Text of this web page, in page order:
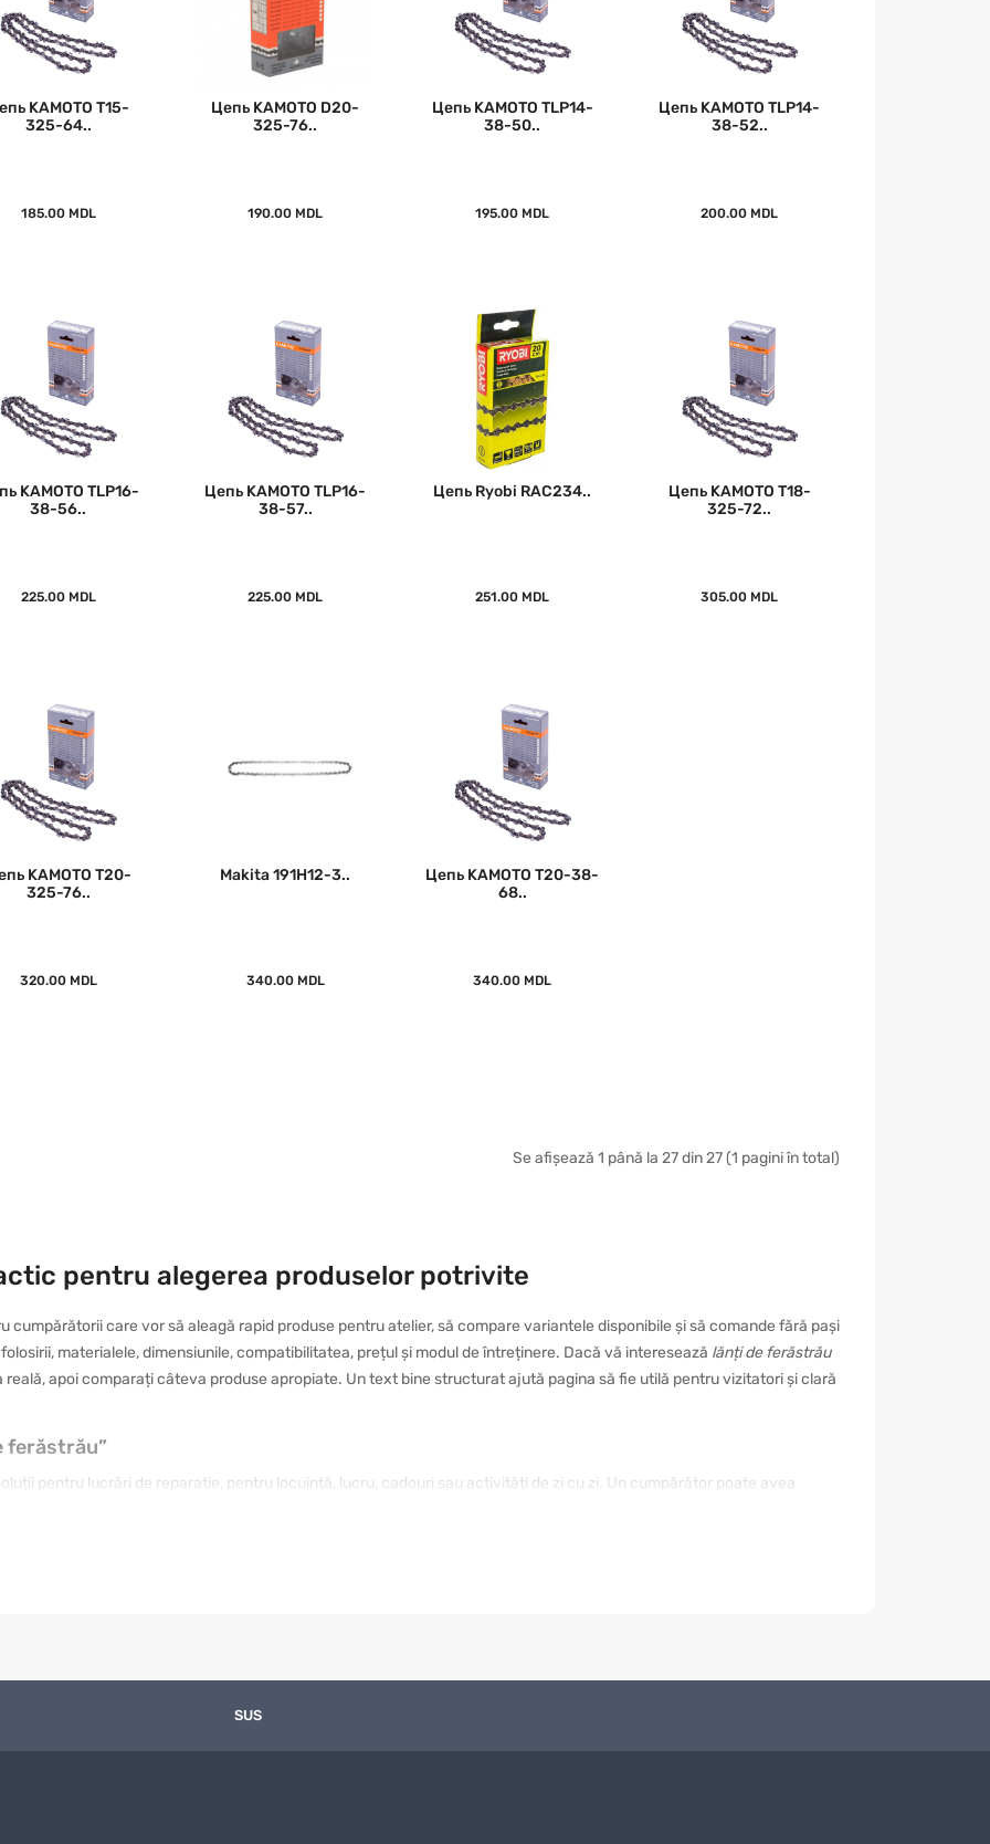
KAMOTO T15-
325-64..
185.00 MDL
Цепь KAMOTO D20-
325-76..
190.00 MDL
Цепь KAMOTO TLP14-
38-50..
195.00 MDL
Цепь KAMOTO TLP14-
38-52..
200.00 MDL
KAMOTO TLP16-
38-56..
225.00 MDL
Цепь KAMOTO TLP16-
38-57..
225.00 MDL
Цепь Ryobi RAC234..
251.00 MDL
Цепь KAMOTO T18-
325-72..
305.00 MDL
KAMOTO T20-
325-76..
320.00 MDL
Makita 191H12-3..
340.00 MDL
Цепь KAMOTO T20-38-
68..
340.00 MDL
Se afișează 1 până la 27 din 27 (1 pagini în total)
pentru alegerea produselor potrivite
care vor să aleagă rapid produse pentru atelier, să compare variantele disponibile și să comande fără pași
materialele, dimensiunile, compatibilitatea, prețul și modul de întreținere. Dacă vă interesează lănți de ferăstrău
reală, apoi comparați câteva produse apropiate. Un text bine structurat ajută pagina să fie utilă pentru vizitatori și clară
ferăstrău”
pentru lucrări de reparație, pentru locuință, lucru, cadouri sau activități de zi cu zi. Un cumpărător poate avea
SUS